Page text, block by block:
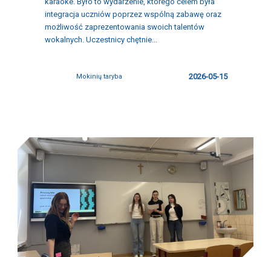
integracja uczniów poprzez wspólną zabawę oraz
możliwość zaprezentowania swoich talentów
wokalnych. Uczestnicy chętnie...
Mokinių taryba 2026-05-15